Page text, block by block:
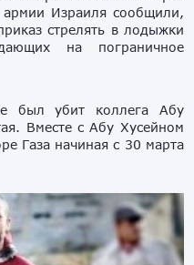
Израиля сообщили,
стрелять в лодыжки
на пограничное
был убит коллега Абу
Вместе с Абу Хусейном
Газа начиная с 30 марта